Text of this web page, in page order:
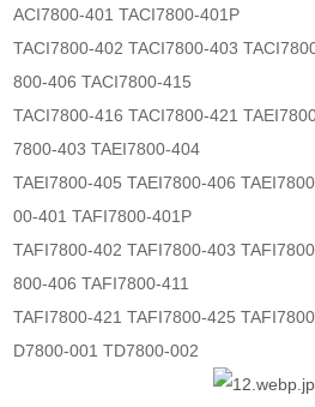
ACI7800-401 TACI7800-401P
TACI7800-402 TACI7800-403
800-406 TACI7800-415
TACI7800-416 TACI7800-421
7800-403 TAEI7800-404
TAEI7800-405 TAEI7800-406
00-401 TAFI7800-401P
TAFI7800-402 TAFI7800-403
800-406 TAFI7800-411
TAFI7800-421 TAFI7800-425
D7800-001 TD7800-002